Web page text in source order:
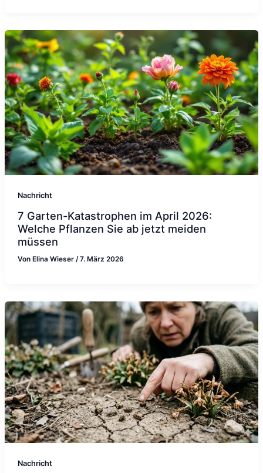
Nachricht
7 Garten-Katastrophen im April 2026:
Welche Pflanzen Sie ab jetzt meiden
müssen
Von Elina Wieser /7. März 2026
Nachricht